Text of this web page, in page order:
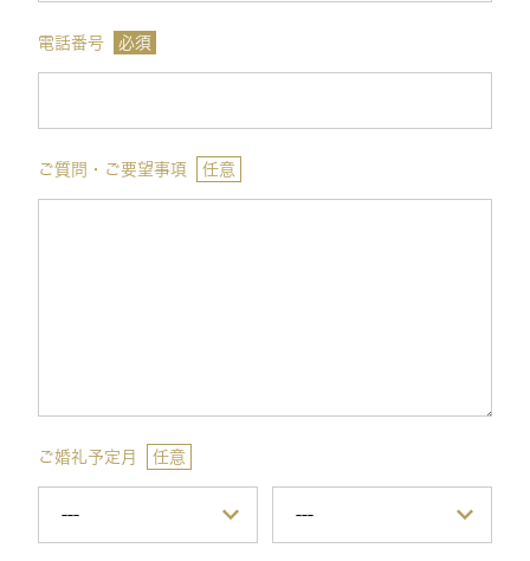
電話番号 必須
ご質問・ご要望事項 任意
ご婚礼予定月 任意